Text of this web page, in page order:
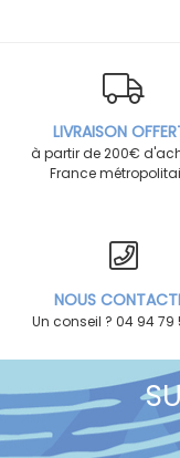
LIVRAISON
à partir de 200€
France
NOUS
Un conseil ? 04 94 79